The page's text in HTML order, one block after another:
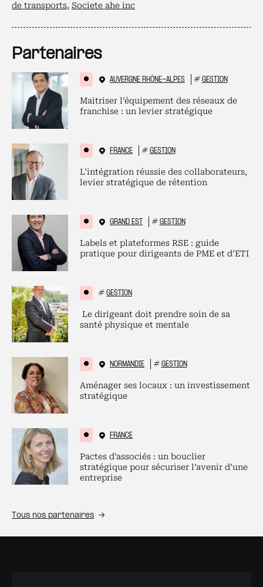
de transports, Societe ahe inc
Partenaires
AUVERGNE RHÔNE-ALPES # GESTION
Maitriser l’équipement des réseaux de
franchise : un levier stratégique
FRANCE # GESTION
L’intégration réussie des collaborateurs,
levier stratégique de rétention
GRAND EST # GESTION
Labels et plateformes RSE : guide
pratique pour dirigeants de PME et d’ETI
# GESTION
Le dirigeant doit prendre soin de sa
santé physique et mentale
NORMANDIE # GESTION
Aménager ses locaux : un investissement
stratégique
FRANCE
Pactes d’associés : un bouclier
stratégique pour sécuriser l’avenir d’une
entreprise
Tous nos partenaires